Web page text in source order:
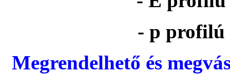
- p profilú
Megrendelhető és